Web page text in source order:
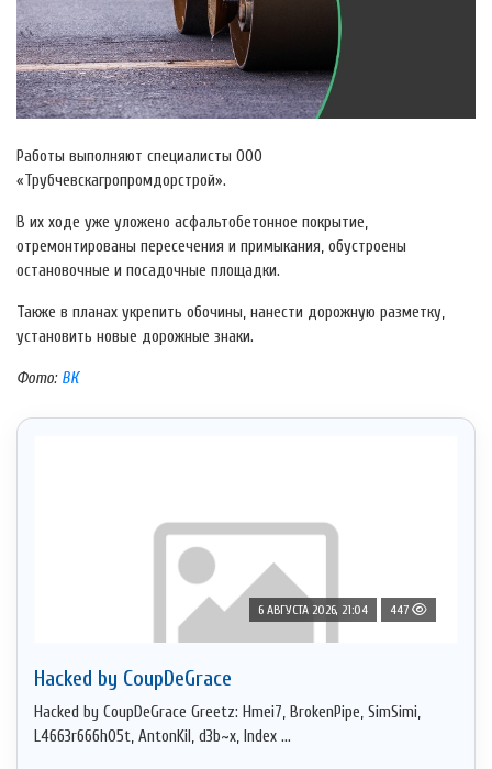
Работы выполняют специалисты ООО
«Трубчевскагропромдорстрой».
В их ходе уже уложено асфальтобетонное покрытие,
отремонтированы пересечения и примыкания, обустроены
остановочные и посадочные площадки.
Также в планах укрепить обочины, нанести дорожную разметку,
установить новые дорожные знаки.
Фото:ВК
6 АВГУСТА 2026, 21:04 447
Hacked by CoupDeGrace
Hacked by CoupDeGrace Greetz: Hmei7, BrokenPipe, SimSimi,
L4663r666h05t, AntonKil, d3b~x, Index ...